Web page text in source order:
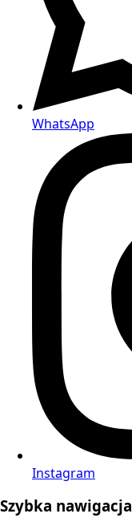
WhatsApp
Instagram
Szybka nawigacja